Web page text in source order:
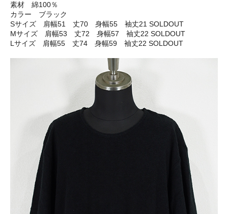
素材 綿100％
カラー ブラック
Sサイズ 肩幅51 丈70 身幅55 袖丈21 SOLDOUT
Mサイズ 肩幅53 丈72 身幅57 袖丈22 SOLDOUT
Lサイズ 肩幅55 丈74 身幅59 袖丈22 SOLDOUT